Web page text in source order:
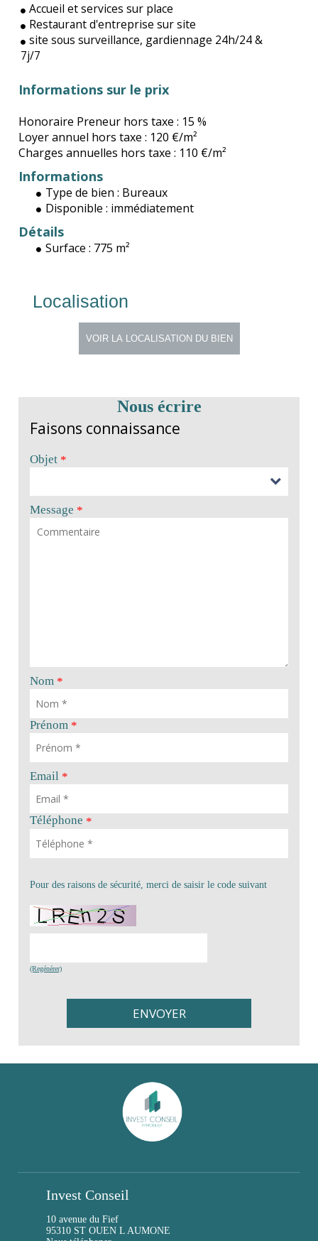
Accueil et services sur place
Restaurant d'entreprise sur site
site sous surveillance, gardiennage 24h/24 &
7j/7
Informations sur le prix
Honoraire Preneur hors taxe : 15 %
Loyer annuel hors taxe : 120 €/m²
Charges annuelles hors taxe : 110 €/m²
Informations
Type de bien : Bureaux
Disponible : immédiatement
Détails
Surface : 775 m²
Localisation
Nous écrire
Faisons connaissance
Objet *
Message *
Nom *
Prénom *
Email *
Téléphone *
Pour des raisons de sécurité, merci de saisir le code suivant
(Regénérer)
Invest Conseil
10 avenue du Fief
95310 ST OUEN L AUMONE